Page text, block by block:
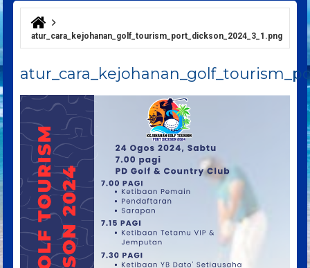
Anda di sini
atur_cara_kejohanan_golf_tourism_port_dickson_2024_3_1.png